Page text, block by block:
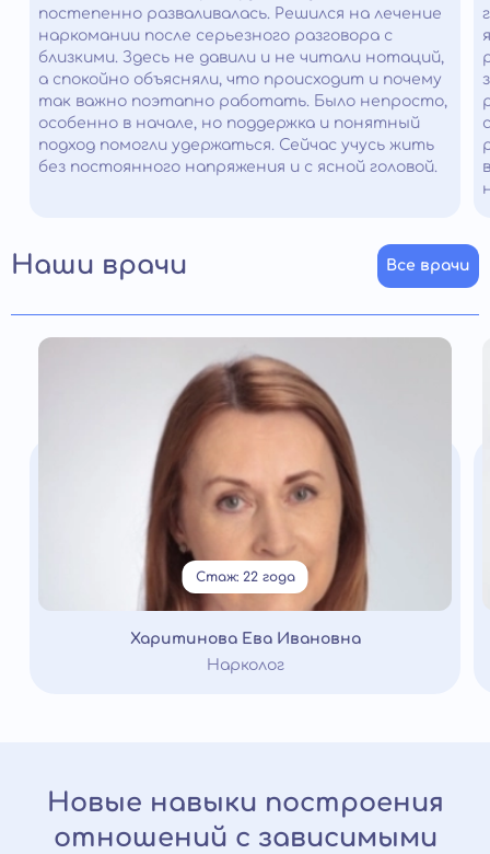
постепенно разваливалась. Решился на лечение
наркомании после серьезного разговора с
близкими. Здесь не давили и не читали нотаций,
а спокойно объясняли, что происходит и почему
так важно поэтапно работать. Было непросто,
особенно в начале, но поддержка и понятный
подход помогли удержаться. Сейчас учусь жить
без постоянного напряжения и с ясной головой.
Наши врачи Все врачи
Стаж: 22 года
Харитинова Ева Ивановна
Нарколог
Новые навыки построения
отношений с зависимыми